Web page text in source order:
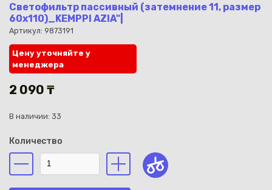
Светофильтр пассивный (затемнение 11, размер
60x110)_KEMPPI AZIA"|
Артикул: 9873191
Цену уточняйте у
менеджера
2 090 ₸
В наличии: 33
Количество